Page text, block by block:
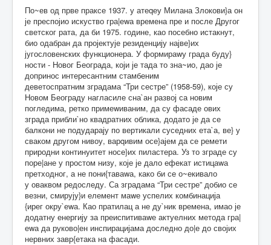
По~ев од прве праксе 1937. у атеqеу Милана Злокови}а он
је преспојио искуство гра|еwа времена пре и после Другог
светског рата, да би 1975. године, као посебно истакнут,
био одабран да пројектује резиденцију најве}их
југословенских функционера. У формираwу града буду}
ности - Новог Београда, који је тада то зна~ио, дао је
допринос интересантним стамбеним
деветоспратним зградама “Три сестре” (1958-59), које су
Новом Београду нагласиле сна`ан развој са новим
погледима, ретко примеwиваним, да су фасаде ових
зграда прибли`но квадратних облика, додато је да се
балкони не подударају по вертикали суседних ета`а, ве} у
сваком другом нивоу, варqивим осе}ајем да се ремети
природни континуитет носе}их пиластера. Уз то зграде су
поре|ане у простом низу, које је дало ефекат истицаwа
претходног, а не пони{таваwа, како би се о~екивало
у оваквом редоследу. Са зградама “Три сестре” добио се
везни, смирују}и елемент маwе успелих комбинација
{ирег окру`еwа. Као пратилац а не ду`ник времена, имао је
додатну енергију за преиспитиваwе актуелних метода гра|
еwа да руково|ен инспирацијама доследно до|е до својих
нервних завр{етака на фасади.